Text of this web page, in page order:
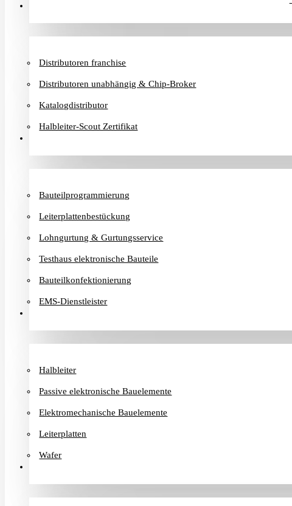
Distributoren franchise
Distributoren unabhängig & Chip-Broker
Katalogdistributor
Halbleiter-Scout Zertifikat
Bauteilprogrammierung
Leiterplattenbestückung
Lohngurtung & Gurtungsservice
Testhaus elektronische Bauteile
Bauteilkonfektionierung
EMS-Dienstleister
Halbleiter
Passive elektronische Bauelemente
Elektromechanische Bauelemente
Leiterplatten
Wafer